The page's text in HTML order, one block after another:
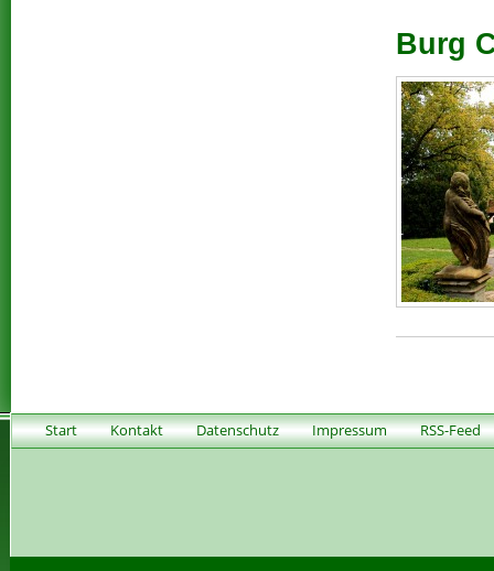
Burg
Start Kontakt Datenschutz Impressum RSS-Feed